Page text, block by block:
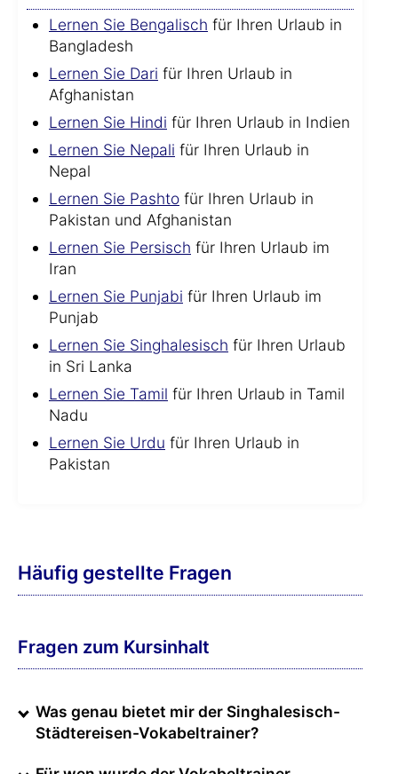
Lernen Sie Bengalisch für Ihren Urlaub in
Bangladesh
Lernen Sie Dari für Ihren Urlaub in
Afghanistan
Lernen Sie Hindi für Ihren Urlaub in Indien
Lernen Sie Nepali für Ihren Urlaub in
Nepal
Lernen Sie Pashto für Ihren Urlaub in
Pakistan und Afghanistan
Lernen Sie Persisch für Ihren Urlaub im
Iran
Lernen Sie Punjabi für Ihren Urlaub im
Punjab
Lernen Sie Singhalesisch für Ihren Urlaub
in Sri Lanka
Lernen Sie Tamil für Ihren Urlaub in Tamil
Nadu
Lernen Sie Urdu für Ihren Urlaub in
Pakistan
Häufig gestellte Fragen
Fragen zum Kursinhalt
Was genau bietet mir der Singhalesisch-
Städtereisen-Vokabeltrainer?